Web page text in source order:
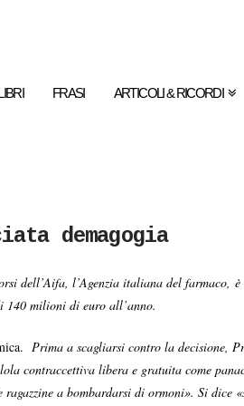
FRASI ARTICOLI & RICORDI
demagogia
dell’Aifa, l’Agenzia italiana del
140 milioni di euro all’anno.
Prima a scagliarsi contro la decisione,
contraccettiva libera e gratuita come
a bombardarsi di ormoni». Si dice